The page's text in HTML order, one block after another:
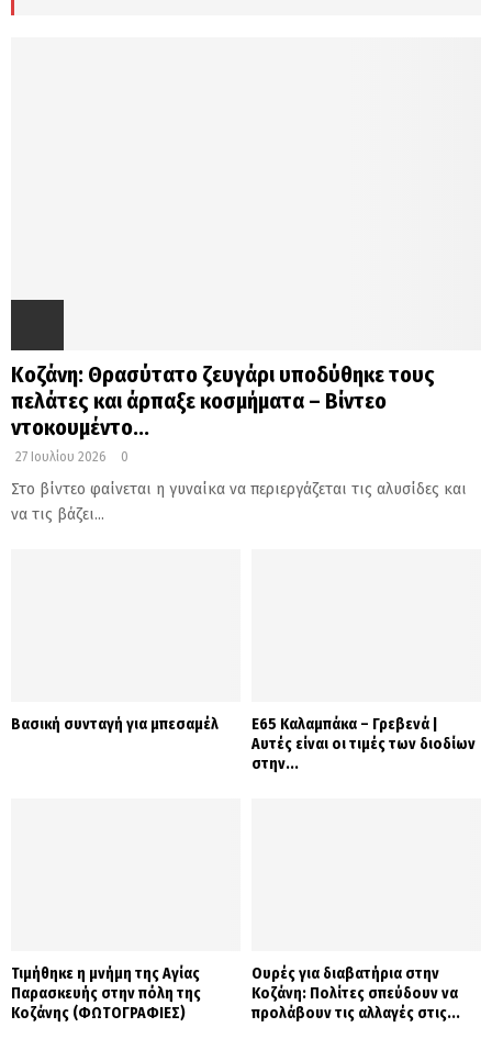
Κοζάνη: Θρασύτατο ζευγάρι υποδύθηκε τους
πελάτες και άρπαξε κοσμήματα – Βίντεο
ντοκουμέντο...
27 Ιουλίου 2026 0
Στο βίντεο φαίνεται η γυναίκα να περιεργάζεται τις αλυσίδες και
να τις βάζει...
Βασική συνταγή για μπεσαμέλ
Ε65 Καλαμπάκα – Γρεβενά |
Αυτές είναι οι τιμές των διοδίων
στην...
Τιμήθηκε η μνήμη της Αγίας
Παρασκευής στην πόλη της
Κοζάνης (ΦΩΤΟΓΡΑΦΙΕΣ)
Ουρές για διαβατήρια στην
Κοζάνη: Πολίτες σπεύδουν να
προλάβουν τις αλλαγές στις...